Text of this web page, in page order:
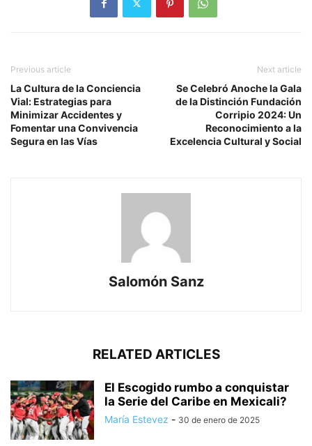
Previous article
La Cultura de la Conciencia
Vial: Estrategias para
Minimizar Accidentes y
Fomentar una Convivencia
Segura en las Vías
Next article
Se Celebró Anoche la Gala
de la Distinción Fundación
Corripio 2024: Un
Reconocimiento a la
Excelencia Cultural y Social
Salomón Sanz
RELATED ARTICLES
El Escogido rumbo a conquistar
la Serie del Caribe en Mexicali?
María Estevez - 30 de enero de 2025